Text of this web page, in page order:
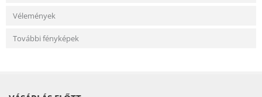
Vélemények
További fényképek